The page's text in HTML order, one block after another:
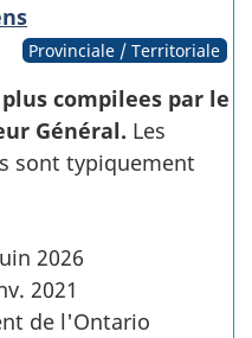
Provinciale / Territoriale
compilees par le
Général. Les
sont typiquement
2026
2021
de l'Ontario